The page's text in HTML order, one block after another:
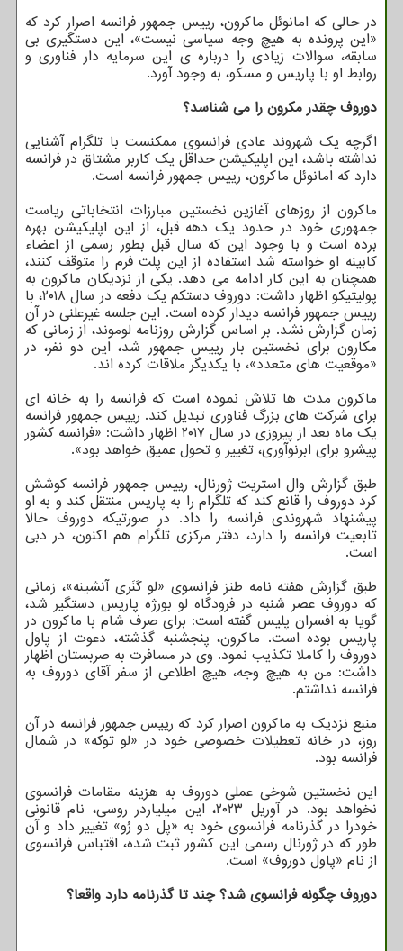
در حالی که امانوئل ماکرون، رییس جمهور فرانسه اصرار کرد که
«این پرونده به هیچ وجه سیاسی نیست»، این دستگیری بی
سابقه، سوالات زیادی را درباره ی این سرمایه دار فناوری و
روابط او با پاریس و مسکو، به وجود آورد.
دوروف چقدر مکرون را می شناسد؟
اگرچه یک شهروند عادی فرانسوی ممکنست با تلگرام آشنایی
نداشته باشد، این اپلیکیشن حداقل یک کاربر مشتاق در فرانسه
دارد که امانوئل ماکرون، رییس جمهور فرانسه است.
ماکرون از روزهای آغازین نخستین مبارزات انتخاباتی ریاست
جمهوری خود در حدود یک دهه قبل، از این اپلیکیشن بهره
برده است و با وجود این که سال قبل بطور رسمی از اعضاء
کابینه او خواسته شد استفاده از این پلت فرم را متوقف کنند،
همچنان به این کار ادامه می دهد. یکی از نزدیکان ماکرون به
پولیتیکو اظهار داشت: دوروف دستکم یک دفعه در سال ۲۰۱۸، با
رییس جمهور فرانسه دیدار کرده است. این جلسه غیرعلنی در آن
زمان گزارش نشد. بر اساس گزارش روزنامه لوموند، از زمانی که
مکارون برای نخستین بار رییس جمهور شد، این دو نفر، در
«موقعیت های متعدد»، با یکدیگر ملاقات کرده اند.
ماکرون مدت ها تلاش نموده است که فرانسه را به خانه ای
برای شرکت های بزرگ فناوری تبدیل کند. رییس جمهور فرانسه
یک ماه بعد از پیروزی در سال ۲۰۱۷ اظهار داشت: «فرانسه کشور
پیشرو برای ابرنوآوری، تغییر و تحول عمیق خواهد بود».
طبق گزارش وال استریت ژورنال، رییس جمهور فرانسه کوشش
کرد دوروف را قانع کند که تلگرام را به پاریس منتقل کند و به او
پیشنهاد شهروندی فرانسه را داد. در صورتیکه دوروف حالا
تابعیت فرانسه را دارد، دفتر مرکزی تلگرام هم اکنون، در دبی
است.
طبق گزارش هفته نامه طنز فرانسوی «لو کَنَری آنشینه»، زمانی
که دوروف عصر شنبه در فرودگاه لو بورژه پاریس دستگیر شد،
گویا به افسران پلیس گفته است: برای صرف شام با ماکرون در
پاریس بوده است. ماکرون، پنجشنبه گذشته، دعوت از پاول
دوروف را کاملا تکذیب نمود. وی در مسافرت به صربستان اظهار
داشت: من به هیچ وجه، هیچ اطلاعی از سفر آقای دوروف به
فرانسه نداشتم.
منبع نزدیک به ماکرون اصرار کرد که رییس جمهور فرانسه در آن
روز، در خانه تعطیلات خصوصی خود در «لو توکه» در شمال
فرانسه بود.
این نخستین شوخی عملی دوروف به هزینه مقامات فرانسوی
نخواهد بود. در آوریل ۲۰۲۳، این میلیاردر روسی، نام قانونی
خودرا در گذرنامه فرانسوی خود به «پل دو رُو» تغییر داد و آن
طور که در ژورنال رسمی این کشور ثبت شده، اقتباس فرانسوی
از نام «پاول دوروف» است.
دوروف چگونه فرانسوی شد؟ چند تا گذرنامه دارد واقعا؟